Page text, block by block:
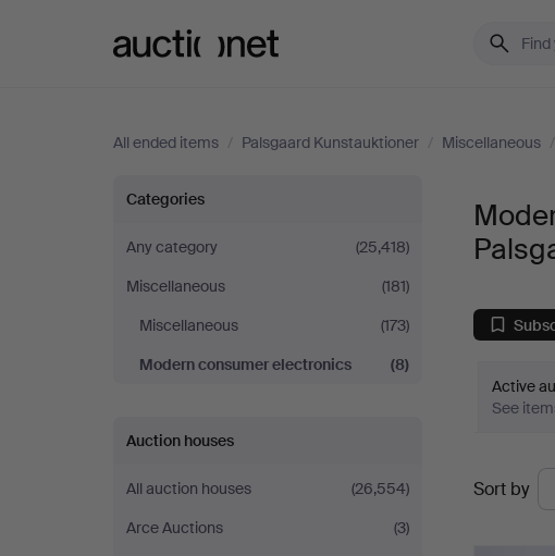
All ended items / Palsgaard Kunstauktioner / Miscellaneous /
Modern
consumer
electronics
at
Kunstauktioner
Categories
Any category
(25,418)
Miscellaneous
(181)
Miscellaneous
(173)
Modern consumer electronics
(8)
Auction houses
All auction houses
(26,554)
Arce Auctions
(3)
Active
See
Ended
Sort by